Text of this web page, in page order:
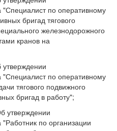
"Специалист по оперативному
бригад тягового
железнодорожного
кранов на
"Специалист по оперативному
тягового подвижного
бригад в работу";
утверждении
по организации